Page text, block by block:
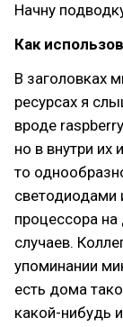
Начну
Как
В заголовках
ресурсах я
вроде
но в внутри их
то
светодиодами
процессора
случаев.
упоминании
есть дома
какой-нибудь